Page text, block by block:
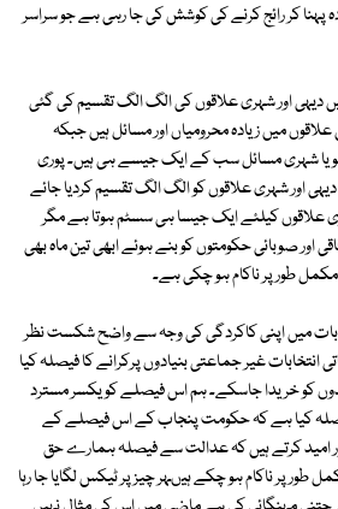
پہنا کر رائج کرنے کی کوشش کی جا رہی ہے جو سراسر
ایکٹ 2013ء میں دیہی اور شہری علاقوں کی الگ الگ تقسیم کی گئی
علاقوں میں زیادہ محرومیاں اور مسائل ہیں جبکہ
یا شہری مسائل سب کے ایک جیسے ہی ہیں۔ پوری
دیہی اور شہری علاقوں کو الگ الگ تقسیم کردیا جائے
علاقوں کیلئے ایک جیسا ہی سسٹم ہوتا ہے مگر
اور صوبائی حکومتوں کو بنے ہوئے ابھی تین ماہ بھی
طور پر ناکام ہو چکی ہے۔
میں اپنی کاکردگی کی وجہ سے واضح شکست نظر
انتخابات غیر جماعتی بنیادوں پرکرانے کا فیصلہ کیا
کو خریدا جاسکے۔ ہم اس فیصلے کو یکسر مسترد
کیا ہے کہ حکومت پنجاب کے اس فیصلے کے
امید کرتے ہیں کہ عدالت سے فیصلہ ہمارے حق
طور پر ناکام ہو چکے ہیںہر چیز پر ٹیکس لگایا جا رہا